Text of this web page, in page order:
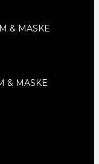
& MASKE
& MASKE